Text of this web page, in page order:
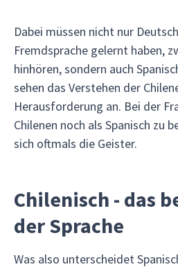
Dabei müssen nicht nur
Fremdsprache gelernt haben,
hinhören, sondern auch
sehen das Verstehen der
Herausforderung an. Bei der
Chilenen noch als Spanisch zu
sich oftmals die Geister.
Chilenisch - das
der Sprache
Was also unterscheidet